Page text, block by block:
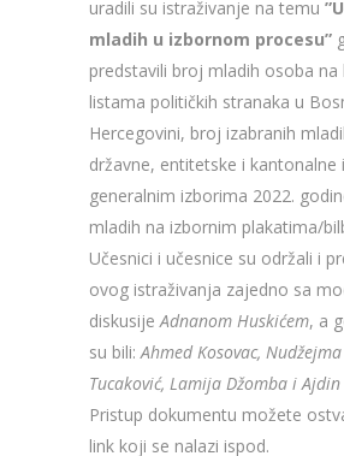
uradili su istraživanje na temu
mladih u izbornom procesu”
predstavili broj mladih osoba na
listama političkih stranaka u
Hercegovini, broj izabranih
državne, entitetske i kantonalne
generalnim izborima 2022.
mladih na izbornim plakatima/
Učesnici i učesnice su održali i
ovog istraživanja zajedno sa
diskusijeAdnanom Huskićem, a
su bili:Ahmed Kosovac,
Tucaković, Lamija Džomba i Ajdin
Pristup dokumentu možete
link koji se nalazi ispod.